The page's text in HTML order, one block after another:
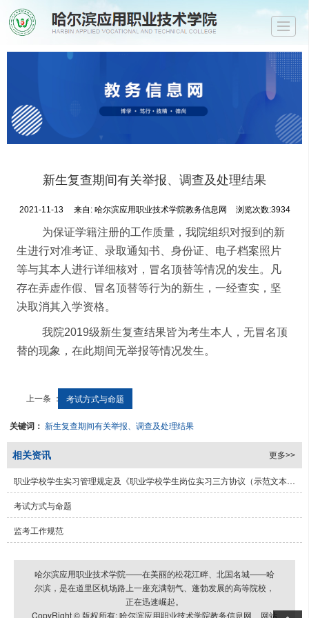
部门简介 学院首页
新生复查期间有关举报、调查及处理结果
2021-11-13 来自: 哈尔滨应用职业技术学院教务信息网 浏览次数:3934
为保证学籍注册的工作质量，我院组织对报到的新
生进行对准考证、录取通知书、身份证、电子档案照片
等与其本人进行详细核对，冒名顶替等情况的发生。凡
存在弄虚作假、冒名顶替等行为的新生，一经查实，坚
决取消其入学资格。
我院2019级新生复查结果皆为考生本人，无冒名顶
替的现象，在此期间无举报等情况发生。
上一条 ： 考试方式与命题
关键词：新生复查期间有关举报、调查及处理结果
相关资讯 更多>>
职业学校学生实习管理规定及《职业学校学生岗位实习三方协议（示范文本）》
考试方式与命题
监考工作规范
哈尔滨应用职业技术学院——在美丽的松花江畔、北国名城——哈
尔滨，是在道里区机场路上一座充满朝气、蓬勃发展的高等院校，
正在迅速崛起。
CopyRight © 版权所有:哈尔滨应用职业技术学院教务信息网 网站